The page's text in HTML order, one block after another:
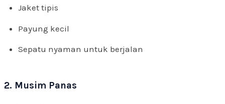
Jaket tipis
Payung kecil
Sepatu nyaman untuk berjalan
2. Musim Panas